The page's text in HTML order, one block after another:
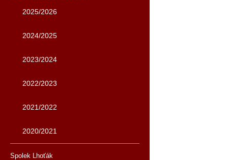
2025/2026
2024/2025
2023/2024
2022/2023
2021/2022
2020/2021
Spolek Lhoťák